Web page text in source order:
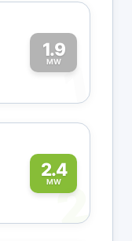
1.9
MW1
2.4
MW2